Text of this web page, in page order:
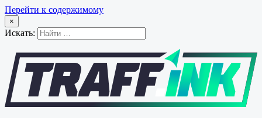
Перейти к содержимому
×
Искать: